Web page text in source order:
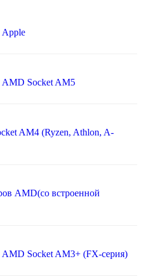
Apple
AMD Socket AM5
AM4 (Ryzen, Athlon, A-
AMD(со встроенной
Socket AM3+ (FX-серия)